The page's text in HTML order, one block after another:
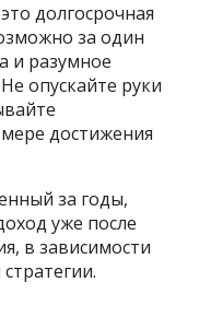
долгосрочная
за один
и разумное
опускайте руки
достижения
за годы,
уже после
в зависимости